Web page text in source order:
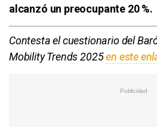
alcanzó un preocupante 20 %.
Contesta el cuestionario del
Mobility Trends 2025en este